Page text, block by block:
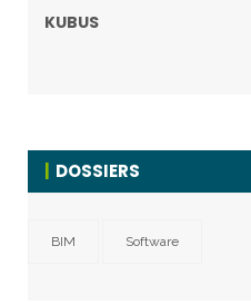
KUBUS
DOSSIERS
BIM Software